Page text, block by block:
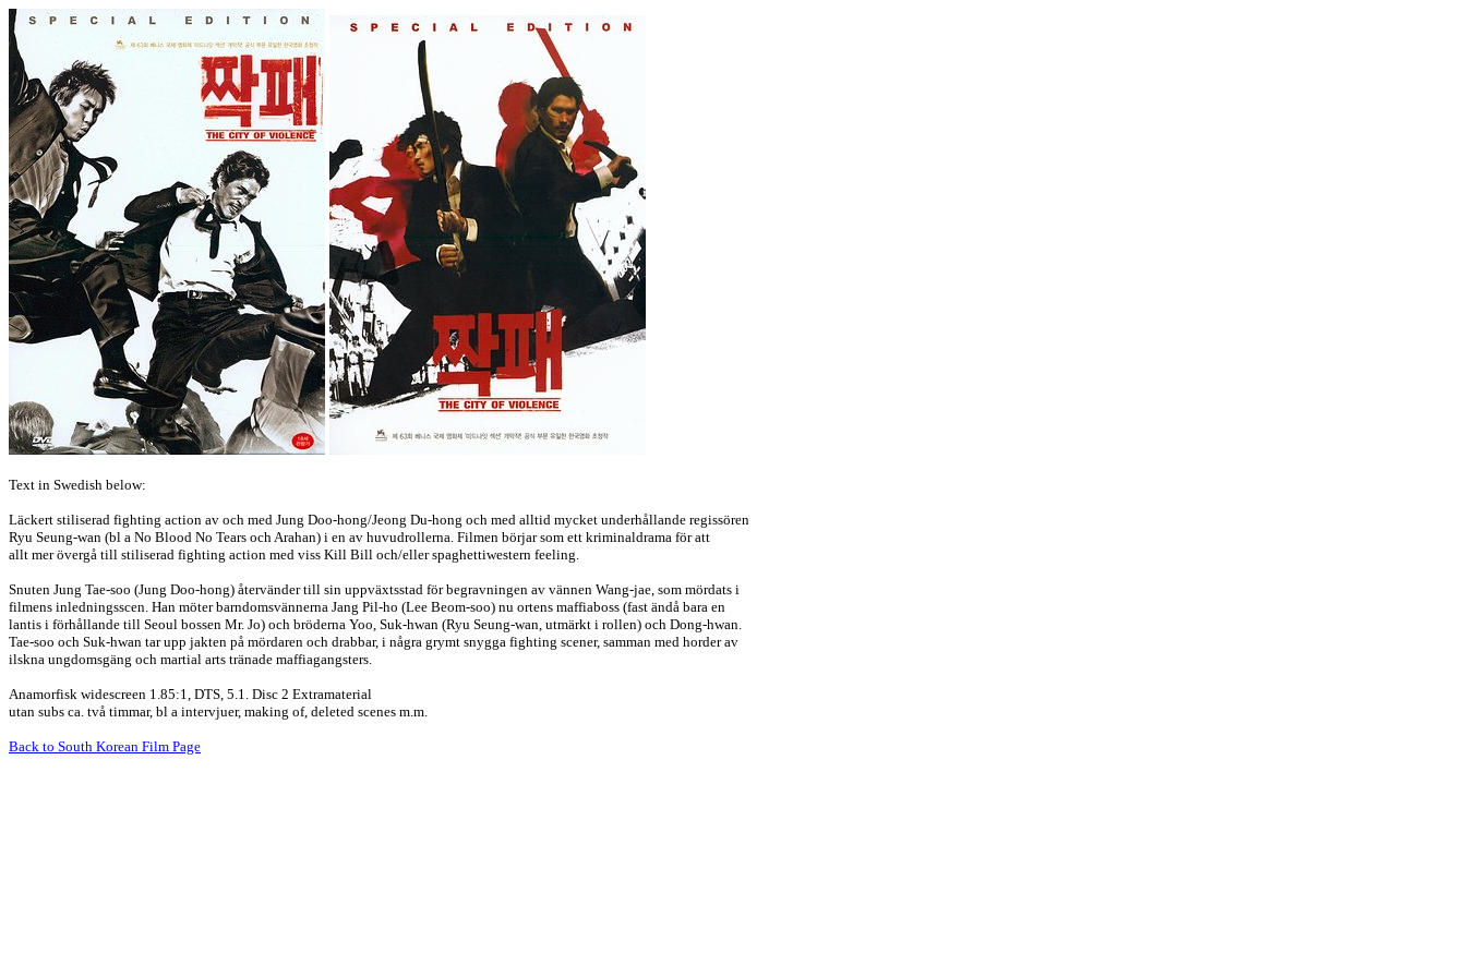
Text in Swedish below:
Läckert stiliserad fighting action av och med Jung Doo-hong/Jeong Du-hong och med alltid mycket underhållande regissören
Ryu Seung-wan (bl a No Blood No Tears och Arahan) i en av huvudrollerna. Filmen börjar som ett kriminaldrama för att
allt mer övergå till stiliserad fighting action med viss Kill Bill och/eller spaghettiwestern feeling.
Snuten Jung Tae-soo (Jung Doo-hong) återvänder till sin uppväxtsstad för begravningen av vännen Wang-jae, som mördats i
filmens inledningsscen. Han möter barndomsvännerna Jang Pil-ho (Lee Beom-soo) nu ortens maffiaboss (fast ändå bara en
lantis i förhållande till Seoul bossen Mr. Jo) och bröderna Yoo, Suk-hwan (Ryu Seung-wan, utmärkt i rollen) och Dong-hwan.
Tae-soo och Suk-hwan tar upp jakten på mördaren och drabbar, i några grymt snygga fighting scener, samman med horder av
ilskna ungdomsgäng och martial arts tränade maffiagangsters.
Anamorfisk widescreen 1.85:1, DTS, 5.1. Disc 2 Extramaterial
utan subs ca. två timmar, bl a intervjuer, making of, deleted scenes m.m.
Back to South Korean Film Page